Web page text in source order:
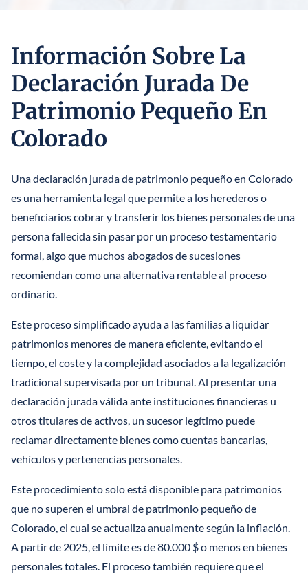
B. NINA VAZQUEZ
Información Sobre La
Declaración Jurada De
Patrimonio Pequeño En
Colorado
Una declaración jurada de patrimonio pequeño en Colorado
es una herramienta legal que permite a los herederos o
beneficiarios cobrar y transferir los bienes personales de una
persona fallecida sin pasar por un proceso testamentario
formal, algo que muchos abogados de sucesiones
recomiendan como una alternativa rentable al proceso
ordinario.
Este proceso simplificado ayuda a las familias a liquidar
patrimonios menores de manera eficiente, evitando el
tiempo, el coste y la complejidad asociados a la legalización
tradicional supervisada por un tribunal. Al presentar una
declaración jurada válida ante instituciones financieras u
otros titulares de activos, un sucesor legítimo puede
reclamar directamente bienes como cuentas bancarias,
vehículos y pertenencias personales.
Este procedimiento solo está disponible para patrimonios
que no superen el umbral de patrimonio pequeño de
Colorado, el cual se actualiza anualmente según la inflación.
A partir de 2025, el límite es de 80.000 $ o menos en bienes
personales totales. El proceso también requiere que el